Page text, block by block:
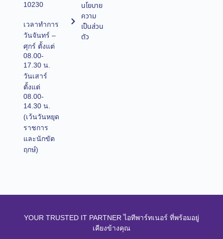
10230
เวลาทำการ
วันจันทร์ –
ศุกร์ ตั้งแต่
08.00-
17.30 น.
วันเสาร์
ตั้งแต่
08.00-
14.30 น.
(เว้นวันหยุด
ราชการ
และนักขัต
ฤกษ์)
นโยบาย
ความ
เป็นส่วน
ตัว
YOUR TRUSTED IT PARTNER ไอทีพาร์ทเนอร์ ที่พร้อมอยู่
เคียงข้างคุณ